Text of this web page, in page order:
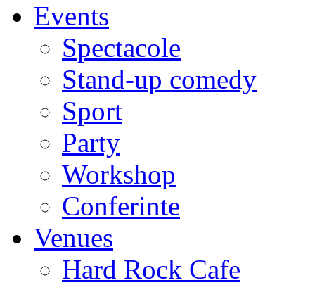
Events
Spectacole
Stand-up comedy
Sport
Party
Workshop
Conferinte
Venues
Hard Rock Cafe